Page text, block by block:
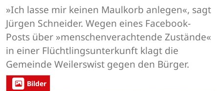
»Ich lasse mir keinen Maulkorb anlegen«, sagt
Jürgen Schneider. Wegen eines Facebook-
Posts über »menschenverachtende Zustände«
in einer Flüchtlingsunterkunft klagt die
Gemeinde Weilerswist gegen den Bürger.
Bilder